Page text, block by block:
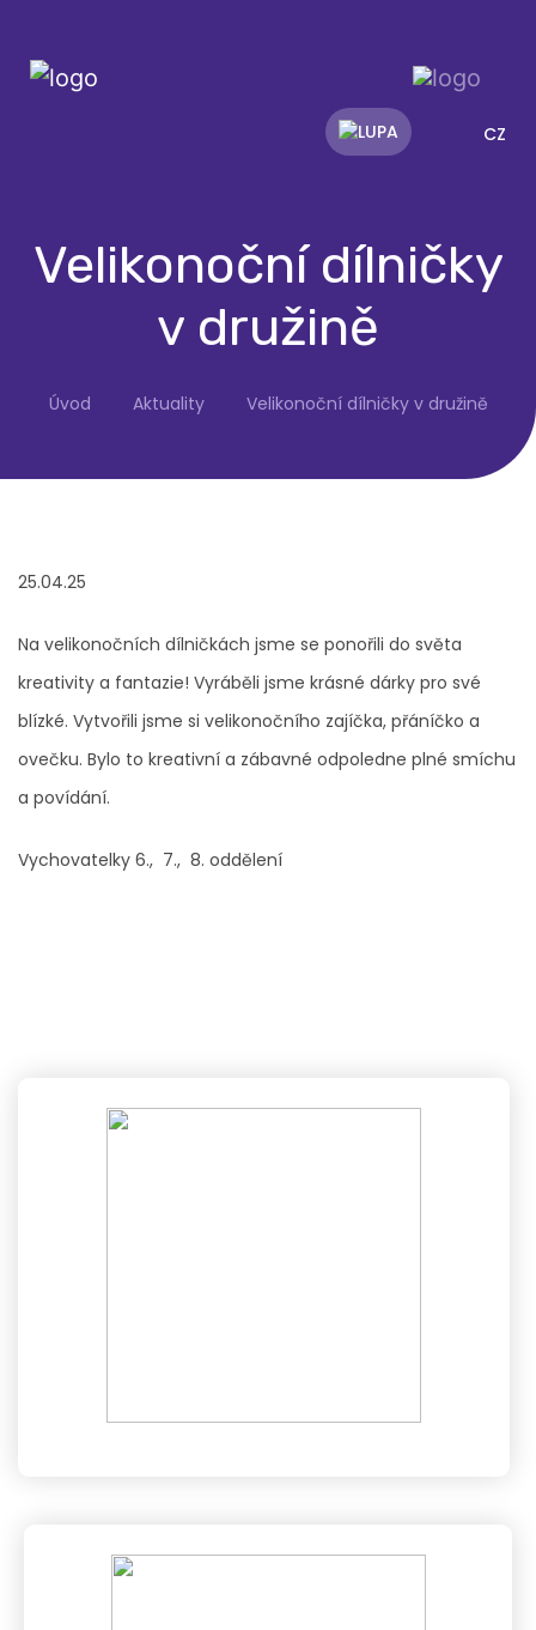
CZ
Velikonoční dílničky
v družině
Úvod Aktuality Velikonoční dílničky v družině
25.04.25
Na velikonočních dílničkách jsme se ponořili do světa
kreativity a fantazie! Vyráběli jsme krásné dárky pro své
blízké. Vytvořili jsme si velikonočního zajíčka, přáníčko a
ovečku. Bylo to kreativní a zábavné odpoledne plné smíchu
a povídání.
Vychovatelky 6., 7., 8. oddělení